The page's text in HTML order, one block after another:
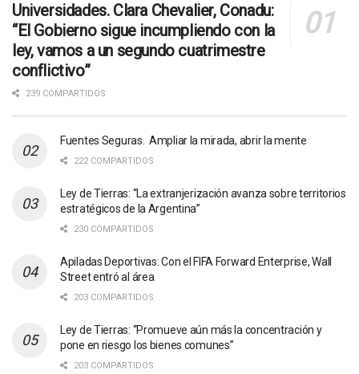
Universidades. Clara Chevalier, Conadu:
“El Gobierno sigue incumpliendo con la
ley, vamos a un segundo cuatrimestre
conflictivo”
239 COMPARTIDOS
Fuentes Seguras. Ampliar la mirada, abrir la mente
222 COMPARTIDOS
Ley de Tierras: “La extranjerización avanza sobre territorios
estratégicos de la Argentina”
230 COMPARTIDOS
Apiladas Deportivas: Con el FIFA Forward Enterprise, Wall
Street entró al área
203 COMPARTIDOS
Ley de Tierras: “Promueve aún más la concentración y
pone en riesgo los bienes comunes”
203 COMPARTIDOS